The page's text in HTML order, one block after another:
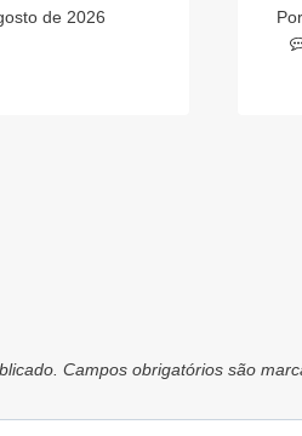
de 2026
Por
Campos obrigatórios são